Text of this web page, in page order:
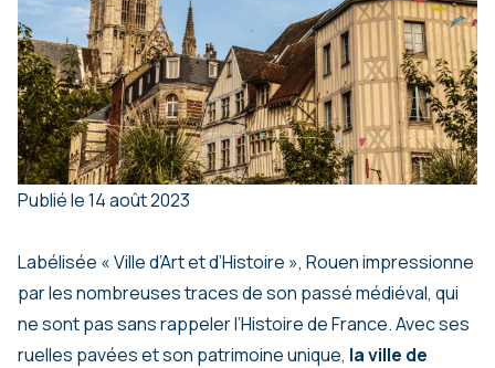
Publié le 14 août 2023
Labélisée « Ville d’Art et d’Histoire », Rouen impressionne
par les nombreuses traces de son passé médiéval, qui
ne sont pas sans rappeler l’Histoire de France. Avec ses
ruelles pavées et son patrimoine unique, la ville de